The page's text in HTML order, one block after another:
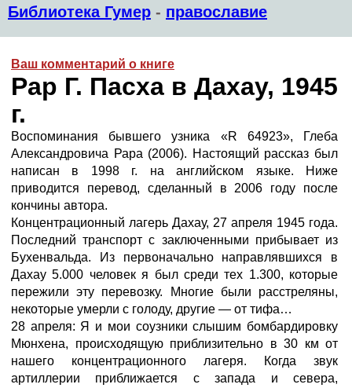
Библиотека Гумер - православие
Ваш комментарий о книге
Рар Г. Пасха в Дахау, 1945
г.
Воспоминания бывшего узника «R 64923», Глеба
Александровича Рара (2006). Настоящий рассказ был
написан в 1998 г. на английском языке. Ниже
приводится перевод, сделанный в 2006 году после
кончины автора.
Концентрационный лагерь Дахау, 27 апреля 1945 года.
Последний транспорт с заключенными прибывает из
Бухенвальда. Из первоначально направлявшихся в
Дахау 5.000 человек я был среди тех 1.300, которые
пережили эту перевозку. Многие были расстреляны,
некоторые умерли с голоду, другие — от тифа…
28 апреля: Я и мои соузники слышим бомбардировку
Мюнхена, происходящую приблизительно в 30 км от
нашего концентрационного лагеря. Когда звук
артиллерии приближается с запада и севера,